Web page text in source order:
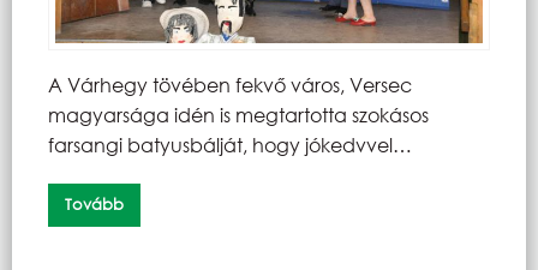
A Várhegy tövében fekvő város, Versec
magyarsága idén is megtartotta szokásos
farsangi batyusbálját, hogy jókedvvel…
Tovább